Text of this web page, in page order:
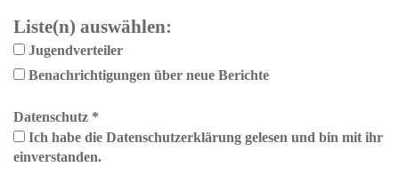
Liste(n) auswählen:
Jugendverteiler
Benachrichtigungen über neue Berichte
Datenschutz *
Ich habe die Datenschutzerklärung gelesen und bin mit ihr
einverstanden.